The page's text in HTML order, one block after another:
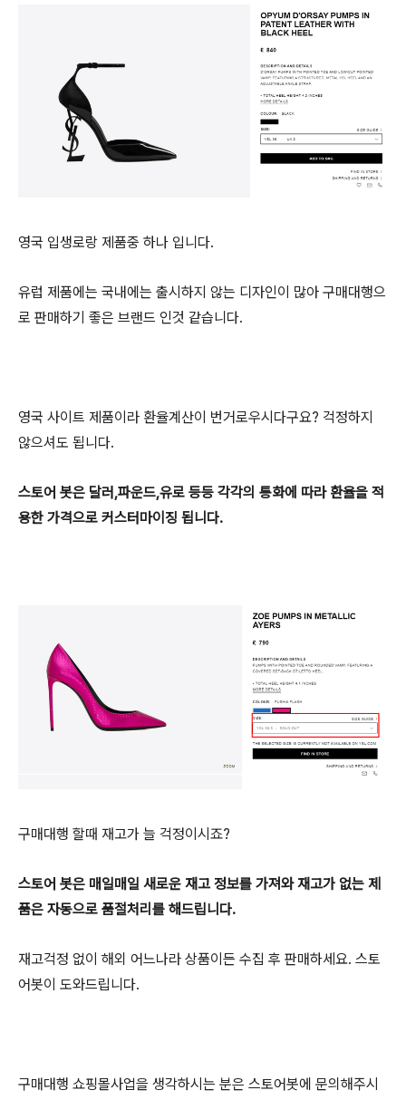
영국 입생로랑 제품중 하나 입니다.
유럽 제품에는 국내에는 출시하지 않는 디자인이 많아 구매대행으
로 판매하기 좋은 브랜드 인것 같습니다.
영국 사이트 제품이라 환율계산이 번거로우시다구요? 걱정하지
않으셔도 됩니다.
스토어 봇은 달러,파운드,유로 등등 각각의 통화에 따라 환율을 적
용한 가격으로 커스터마이징 됩니다.
구매대행 할때 재고가 늘 걱정이시죠?
스토어 봇은 매일매일 새로운 재고 정보를 가져와 재고가 없는 제
품은 자동으로 품절처리를 해드립니다.
재고걱정 없이 해외 어느나라 상품이든 수집 후 판매하세요. 스토
어봇이 도와드립니다.
구매대행 쇼핑몰사업을 생각하시는 분은 스토어봇에 문의해주시